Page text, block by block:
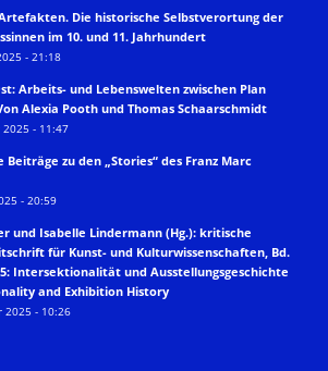
Die historische Selbstverortung der
im 10. und 11. Jahrhundert
- 21:18
Arbeits- und Lebenswelten zwischen Plan
Alexia Pooth und Thomas Schaarschmidt
- 11:47
Beiträge zu den „Stories“ des Franz Marc
- 20:59
und Isabelle Lindermann (Hg.): kritische
für Kunst- und Kulturwissenschaften, Bd.
Intersektionalität und Ausstellungsgeschichte
and Exhibition History
2025 - 10:26